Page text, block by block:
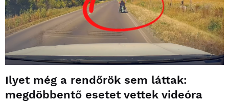
Ilyet még a rendőrök sem láttak:
megdöbbentő esetet vettek videóra